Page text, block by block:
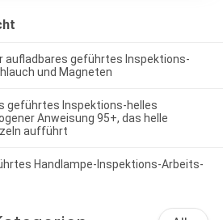
aufladbares geführtes Inspektions-
und Magneten
geführtes Inspektions-helles
Anweisung 95+, das helle
aufführt
Handlampe-Inspektions-Arbeits-